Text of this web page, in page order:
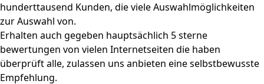
hunderttausend Kunden, die viele Auswahlmöglichkeiten
zur Auswahl von.
Erhalten auch gegeben hauptsächlich 5 sterne
bewertungen von vielen Internetseiten die haben
überprüft alle, zulassen uns anbieten eine selbstbewusste
Empfehlung.